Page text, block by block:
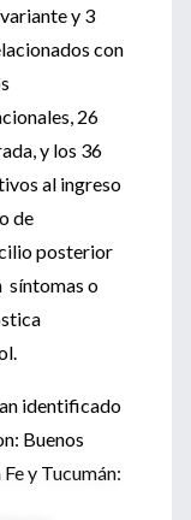
y 3
con
26
y los 36
al ingreso
de
posterior
síntomas o
identificado
Buenos
y Tucumán: